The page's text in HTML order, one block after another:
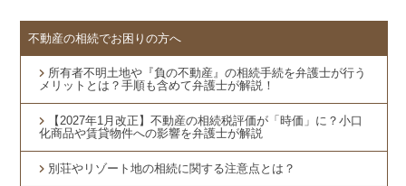
不動産の相続でお困りの方へ
所有者不明土地や『負の不動産』の相続手続を弁護士が行う
メリットとは？手順も含めて弁護士が解説！
【2027年1月改正】不動産の相続税評価が「時価」に？小口
化商品や賃貸物件への影響を弁護士が解説
別荘やリゾート地の相続に関する注意点とは？